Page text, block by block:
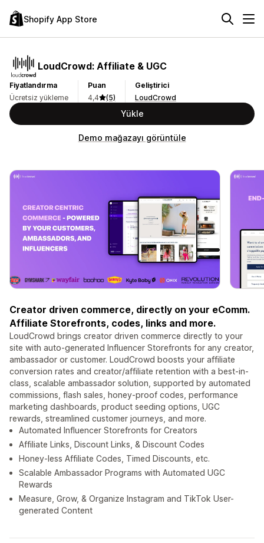
Shopify App Store
LoudCrowd: Affiliate & UGC
Fiyatlandırma
Ücretsiz yükleme
Puan
4,4
(5)
Geliştirici
LoudCrowd
Yükle
Demo mağazayı görüntüle
Creator driven commerce, directly on your eComm.
Affiliate Storefronts, codes, links and more.
LoudCrowd brings creator driven commerce directly to your
site with auto-generated Influencer Storefronts for any creator,
ambassador or customer. LoudCrowd boosts your affiliate
conversion rates and creator/affiliate retention with a best-in-
class, scalable ambassador solution, supported by automated
commissions, flash sales, honey-proof codes, performance
marketing dashboards, product seeding options, UGC
rewards, streamlined customer journeys, and more.
Automated Influencer Storefronts for Creators
Affiliate Links, Discount Links, & Discount Codes
Honey-less Affiliate Codes, Timed Discounts, etc.
Scalable Ambassador Programs with Automated UGC
Rewards
Measure, Grow, & Organize Instagram and TikTok User-
generated Content